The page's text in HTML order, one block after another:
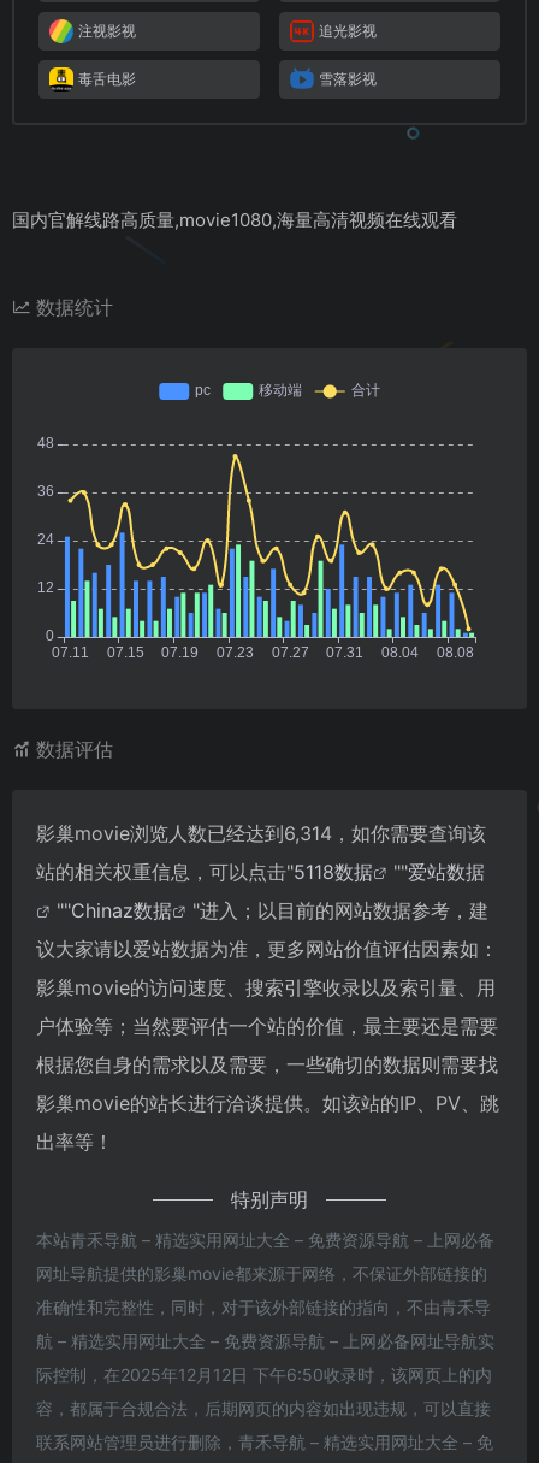
注视影视 追光影视
毒舌电影 雪落影视
国内官解线路高质量,movie1080,海量高清视频在线观看
数据统计
数据评估
影巢movie浏览人数已经达到6,314，如你需要查询该
站的相关权重信息，可以点击"5118数据 ""爱站数据
""Chinaz数据
"进入；以目前的网站数据参考，建
议大家请以爱站数据为准，更多网站价值评估因素如：
影巢movie的访问速度、搜索引擎收录以及索引量、用
户体验等；当然要评估一个站的价值，最主要还是需要
根据您自身的需求以及需要，一些确切的数据则需要找
影巢movie的站长进行洽谈提供。如该站的IP、PV、跳
出率等！
特别声明
本站青禾导航 – 精选实用网址大全 – 免费资源导航 – 上网必备
网址导航提供的影巢movie都来源于网络，不保证外部链接的
准确性和完整性，同时，对于该外部链接的指向，不由青禾导
航 – 精选实用网址大全 – 免费资源导航 – 上网必备网址导航实
际控制，在2025年12月12日 下午6:50收录时，该网页上的内
容，都属于合规合法，后期网页的内容如出现违规，可以直接
联系网站管理员进行删除，青禾导航 – 精选实用网址大全 – 免